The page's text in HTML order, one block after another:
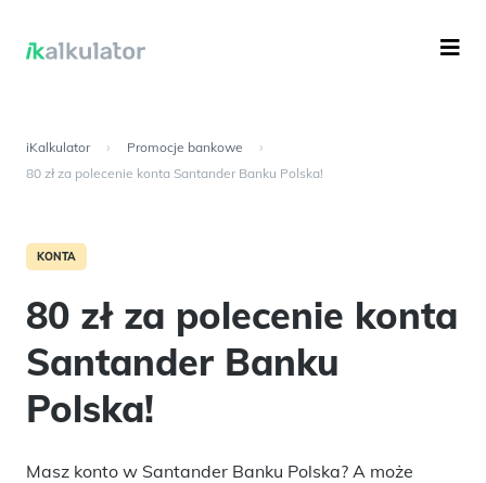
iKalkulator › Promocje bankowe
›
80 zł za polecenie konta Santander Banku Polska!
KONTA
80 zł za polecenie konta
Santander Banku
Polska!
Masz konto w Santander Banku Polska? A może